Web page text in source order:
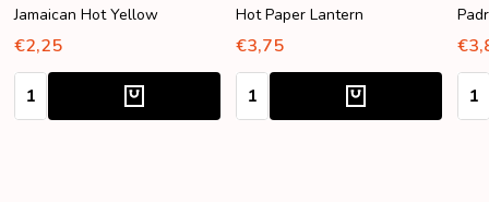
Jamaican Hot Yellow
€2,25
Aantal:
Hot Paper Lantern
€3,75
Aantal: